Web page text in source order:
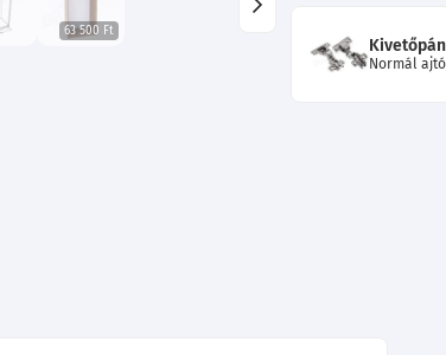
63 500 Ft
Normál